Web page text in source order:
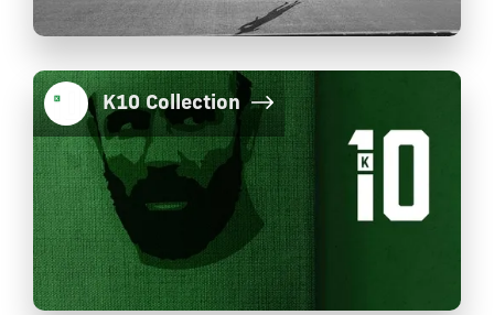
K10 Collection